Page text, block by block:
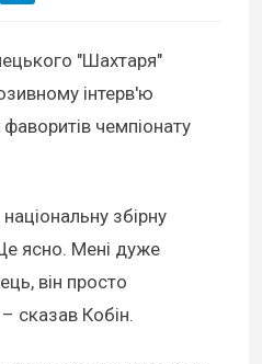
"Шахтаря"
інтерв'ю
фаворитів чемпіонату
збірну
ясно. Мені дуже
він просто
сказав Кобін.